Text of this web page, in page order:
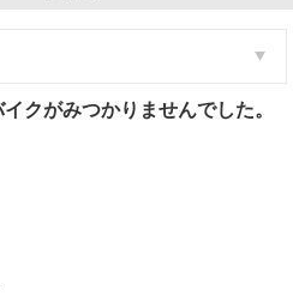
クがみつかりませんでした。